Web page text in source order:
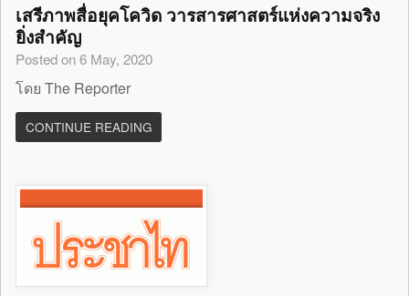
เสรีภาพสื่อยุคโควิด วารสารศาสตร์แห่งความจริง
ยิ่งสำคัญ
Posted on 6 May, 2020
โดย The Reporter
CONTINUE READING